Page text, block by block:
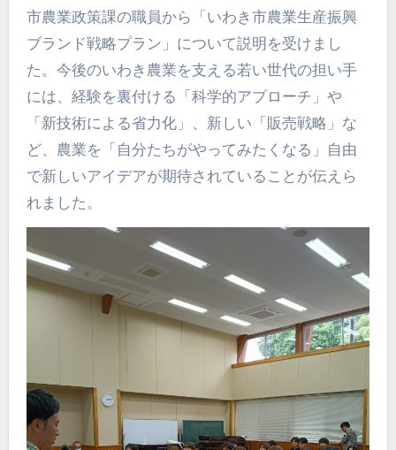
市農業政策課の職員から「いわき市農業生産振興
ブランド戦略プラン」について説明を受けまし
た。今後のいわき農業を支える若い世代の担い手
には、経験を裏付ける「科学的アプローチ」や
「新技術による省力化」、新しい「販売戦略」な
ど、農業を「自分たちがやってみたくなる」自由
で新しいアイデアが期待されていることが伝えら
れました。